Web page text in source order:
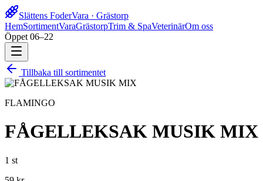
Slättens FoderVara · Grästorp
HemSortimentVaraGrästorpTrim & SpaVeterinärOm oss
Öppet 06–22
Tillbaka till sortimentet
FLAMINGO
FÅGELLEKSAK MUSIK MIX
1 st